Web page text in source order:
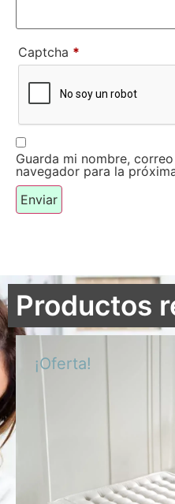
Captcha *
Guarda mi nombre,
navegador para la
Productos
¡Oferta!